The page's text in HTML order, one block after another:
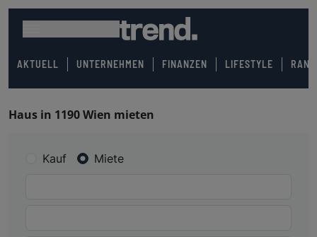
AKTUELL UNTERNEHMEN FINANZEN LIFESTYLE
Haus in 1190 Wien mieten
Kauf Miete